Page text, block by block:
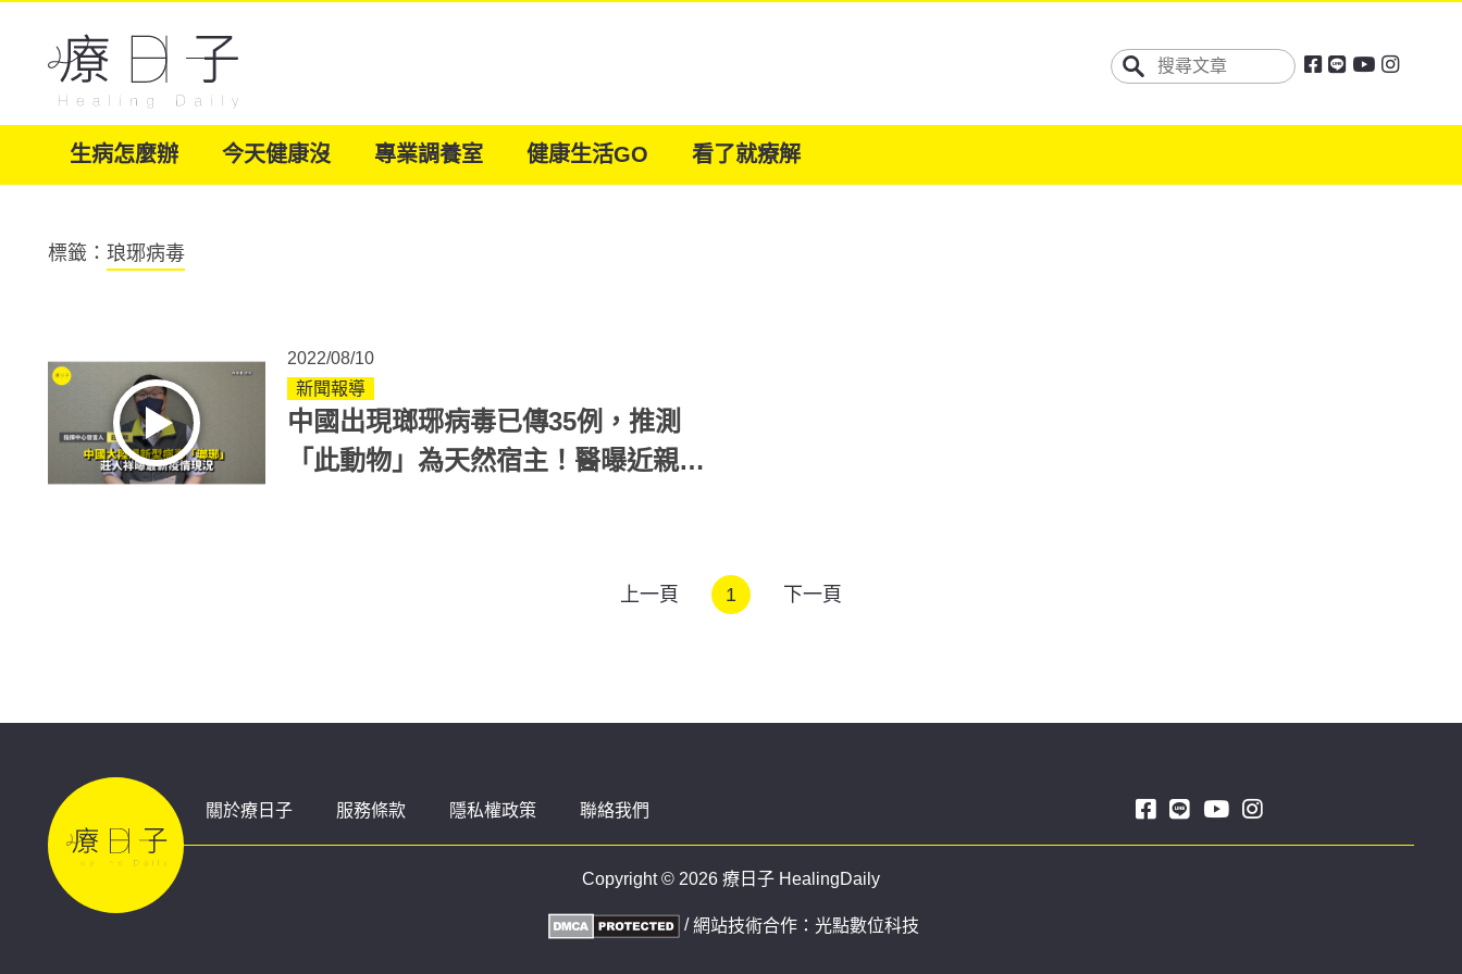
生病怎麼辦 今天健康沒 專業調養室 健康生活GO 看了就療解
標籤： 琅琊病毒
2022/08/10
新聞報導
中國出現瑯琊病毒已傳35例，推測
「此動物」為天然宿主！醫曝近親致
上一頁 1 下一頁
關於療日子 服務條款 隱私權政策 聯絡我們
Copyright © 2026 療日子 HealingDaily
/網站技術合作： 光點數位科技